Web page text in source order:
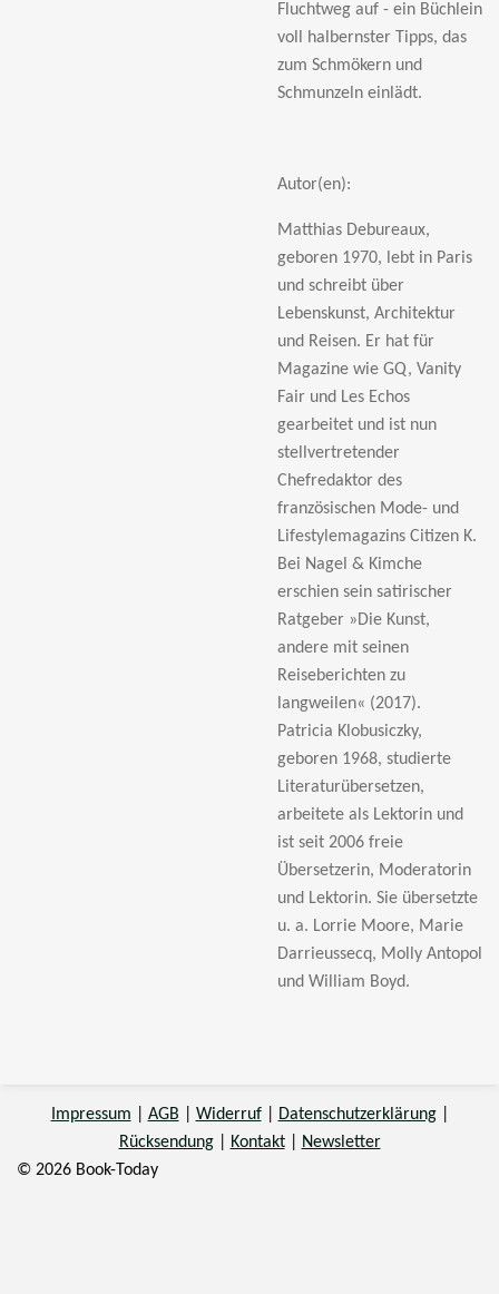
Fluchtweg auf - ein Büchlein
voll halbernster Tipps, das
zum Schmökern und
Schmunzeln einlädt.
Autor(en):
Matthias Debureaux,
geboren 1970, lebt in Paris
und schreibt über
Lebenskunst, Architektur
und Reisen. Er hat für
Magazine wie GQ, Vanity
Fair und Les Echos
gearbeitet und ist nun
stellvertretender
Chefredaktor des
französischen Mode- und
Lifestylemagazins Citizen K.
Bei Nagel & Kimche
erschien sein satirischer
Ratgeber »Die Kunst,
andere mit seinen
Reiseberichten zu
langweilen« (2017).
Patricia Klobusiczky,
geboren 1968, studierte
Literaturübersetzen,
arbeitete als Lektorin und
ist seit 2006 freie
Übersetzerin, Moderatorin
und Lektorin. Sie übersetzte
u. a. Lorrie Moore, Marie
Darrieussecq, Molly Antopol
und William Boyd.
Impressum AGB Widerruf| Datenschutzerklärung|
Rücksendung| Kontakt|
Newsletter
© 2026 Book-Today